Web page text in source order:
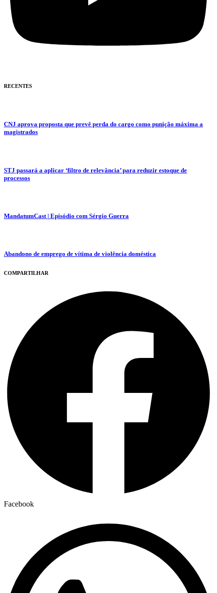
RECENTES
CNJ aprova proposta que prevê perda do cargo como punição máxima a
magistrados
STJ passará a aplicar ‘filtro de relevância’ para reduzir estoque de
processos
MandatumCast | Episódio com Sérgio Guerra
Abandono de emprego de vítima de violência doméstica
COMPARTILHAR
Facebook